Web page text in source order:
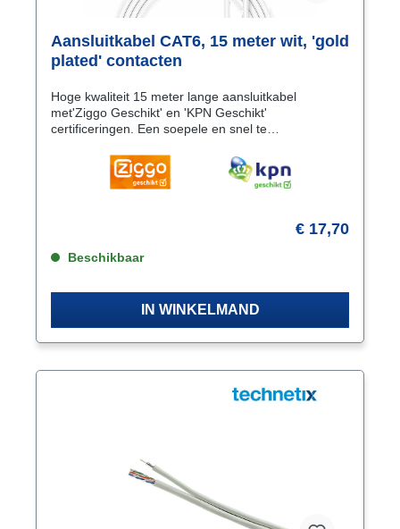
Aansluitkabel CAT6, 15 meter wit, 'gold
plated' contacten
Hoge kwaliteit 15 meter lange aansluitkabel
met'Ziggo Geschikt' en 'KPN Geschikt'
certificeringen. Een soepele en snel te
diameter van 5.1 mm en is geschikt voor
10/100/100/10000 Mbit verbindingen. Specificaties
Connectie A RJ45 (8/8) Male Connectie B RJ45
Lengte 15 meter AWG- waarde 24 AWG
€ 17,70
Beschikbaar
IN WINKELMAND